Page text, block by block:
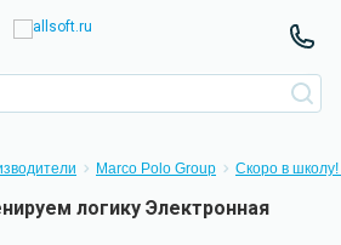
Marco Polo Group Скоро в школу!
логику Электронная